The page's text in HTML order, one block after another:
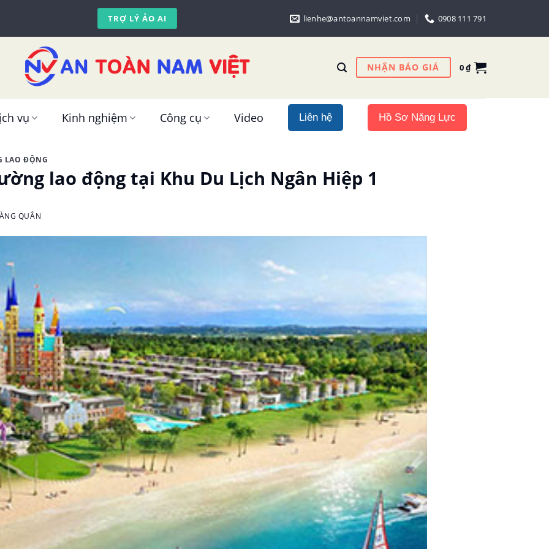
TRỢ LÝ ẢO AI lienhe@antoannamviet.com 0908 111 791
NHẬN BÁO GIÁ 0₫
vụ Kinh nghiệm Công cụ Video Liên hệ Hồ Sơ Năng Lực
LAO ĐỘNG
lao động tại Khu Du Lịch Ngân Hiệp 1
QUÂN